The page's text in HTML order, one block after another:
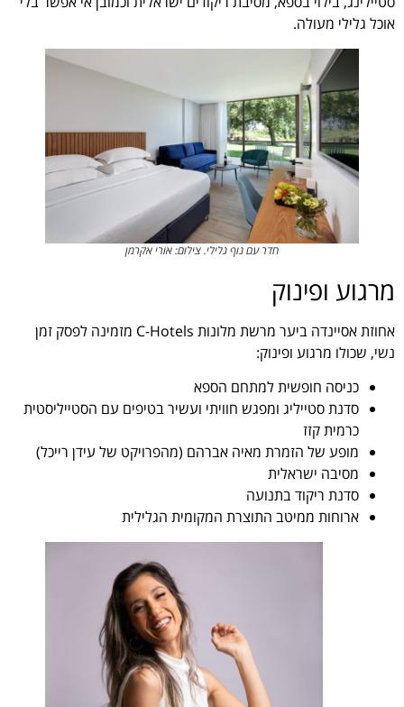
אוכל גלילי מעולה.
חדר עם נוף גלילי. צילום: אורי אקרמן
מרגוע ופינוק
אחוזת אסיינדה ביער מרשת מלונות C-Hotels מזמינה לפסק זמן
נשי, שכולו מרגוע ופינוק:
כניסה חופשית למתחם הספא
סדנת סטייליג ומפגש חוויתי ועשיר בטיפים עם הסטייליסטית
כרמית קזז
מופע של הזמרת מאיה אברהם (מהפרויקט של עידן רייכל)
מסיבה ישראלית
סדנת ריקוד בתנועה
ארוחות ממיטב התוצרת המקומית הגלילית